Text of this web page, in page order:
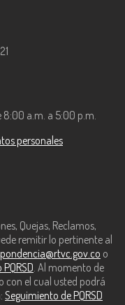
8:00 a.m. a 5:00 p.m.
personales
Quejas, Reclamos,
remitir lo pertinente al
o
. Al momento de
con el cual usted podrá
Seguimiento de PQRSD